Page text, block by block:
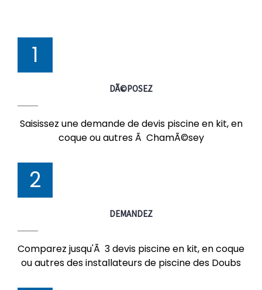
1
DÃ©POSEZ
Saisissez une demande de devis piscine en kit, en
coque ou autres Ã ChamÃ©sey
2
DEMANDEZ
Comparez jusqu'Ã 3 devis piscine en kit, en coque
ou autres des installateurs de piscine des Doubs